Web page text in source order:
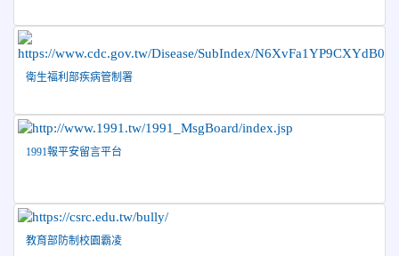
2026-04-27
球錦標賽 榮獲亞軍！
促進繪畫比賽優勝名單
衛生福利部疾病管制署
1991報平安留言平台
教育部防制校園霸凌